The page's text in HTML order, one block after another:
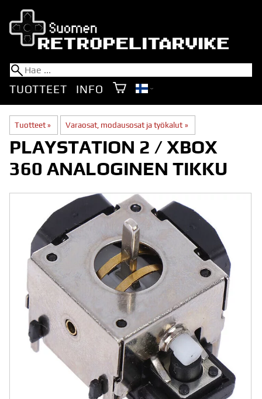
TUOTTEET INFO
Tuotteet ‪» Varaosat, modausosat ja työkalut ‪»
PLAYSTATION 2 / XBOX
360 ANALOGINEN TIKKU